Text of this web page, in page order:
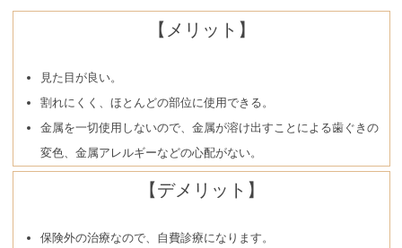
【メリット】
見た目が良い。
割れにくく、ほとんどの部位に使用できる。
金属を一切使用しないので、金属が溶け出すことによる歯ぐきの
変色、金属アレルギーなどの心配がない。
【デメリット】
保険外の治療なので、自費診療になります。